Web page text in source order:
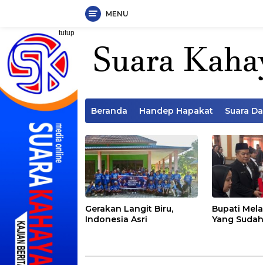
Langsung
konten
MENU
tutup
Beranda Handep Hapakat Suara
Gerakan Langit Biru,
Indonesia Asri
Bupati
Yang